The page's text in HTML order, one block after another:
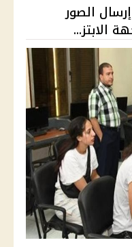
الصور
الابتز...